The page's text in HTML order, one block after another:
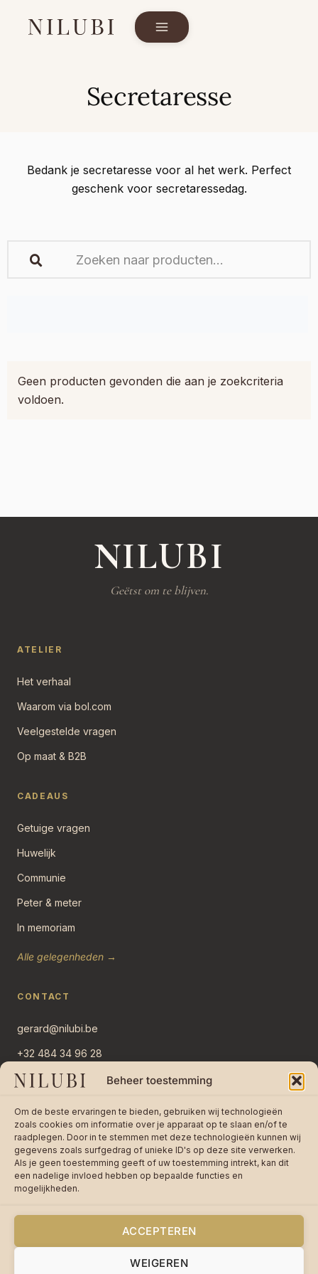
Beheer toestemming
Om de beste ervaringen te bieden, gebruiken wij technologieën
zoals cookies om informatie over je apparaat op te slaan en/of te
raadplegen. Door in te stemmen met deze technologieën kunnen wij
gegevens zoals surfgedrag of unieke ID's op deze site verwerken.
Als je geen toestemming geeft of uw toestemming intrekt, kan dit
een nadelige invloed hebben op bepaalde functies en
mogelijkheden.
ACCEPTEREN
WEIGEREN
Secretaresse
Bedank je secretaresse voor al het werk. Perfect
geschenk voor secretaressedag.
Geen producten gevonden die aan je zoekcriteria
voldoen.
NILUBI
Geëtst om te blijven.
ATELIER
Het verhaal
Waarom via bol.com
Veelgestelde vragen
Op maat & B2B
CADEAUS
Getuige vragen
Huwelijk
Communie
Peter & meter
In memoriam
Alle gelegenheden →
CONTACT
gerard@nilubi.be
+32 484 34 96 28
Overlaar 11
2382 Ravels, België
Stuur bericht →
reviews op bol.com